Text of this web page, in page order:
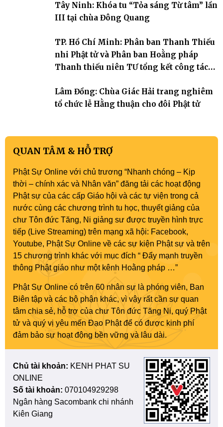
cho hơn 60 tu sinh.Tây Ninh: Khóa tu “Tỏa sáng Từ tâm” lần
III tại chùa Đông Quang
TP. Hồ Chí Minh: Phân ban Thanh Thiếu
nhi Phật tử và Phân ban Hoằng pháp
Thanh thiếu niên TƯ tổng kết công tác
Lâm Đồng: Chùa Giác Hải trang nghiêm
tổ chức lễ Hằng thuận cho đôi Phật tử
QUAN TÂM & HỖ TRỢ
Phật Sự Online với chủ trương “Nhanh chóng – Kịp
thời – chính xác và Nhân văn” đăng tải các hoạt động
Phật sự của các cấp Giáo hội và các tự viện trong cả
nước cùng các chương trình tu học, thuyết giảng của
chư Tôn đức Tăng, Ni giảng sư được truyền hình trực
tiếp (Live Streaming) trên mạng xã hội: Facebook,
Youtube, Phật Sự Online về các sự kiện Phật sự và trên
15 chương trình khác với mục đích “ Đẩy mạnh truyền
thông Phật giáo như một kênh Hoằng pháp …”
Phật Sự Online có trên 60 nhân sự là phóng viên, Ban
Biên tập và các bộ phận khác, vì vậy rất cần sự quan
tâm chia sẻ, hỗ trợ của chư Tôn đức Tăng Ni, quý Phật
tử và quý vị yêu mến Đạo Phật để có được kinh phí
đảm bảo sự hoạt động bền vững và lâu dài.
Chủ tài khoản: KENH PHAT SU
ONLINE
Số tài khoản: 070104929298
Ngân hàng Sacombank chi nhánh
Kiên Giang